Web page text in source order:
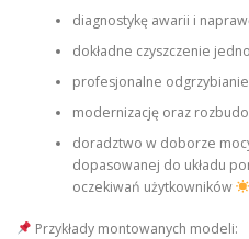
diagnostykę awarii i
dokładne czyszczenie
profesjonalne odgrzybianie
modernizację oraz
doradztwo w doborze
dopasowanej do układu
oczekiwań użytkowników
Przykłady montowanych modeli: